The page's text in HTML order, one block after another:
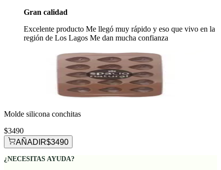
Gran calidad
Excelente producto Me llegó muy rápido y eso que vivo en la
región de Los Lagos Me dan mucha confianza
Molde silicona conchitas
$3490
AÑADIR$3490
¿NECESITAS AYUDA?